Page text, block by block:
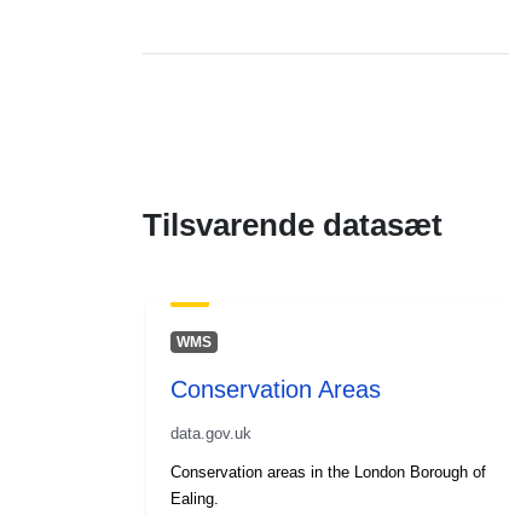
Tilsvarende datasæt
WMS
Conservation Areas
data.gov.uk
Conservation areas in the London Borough of
Ealing.